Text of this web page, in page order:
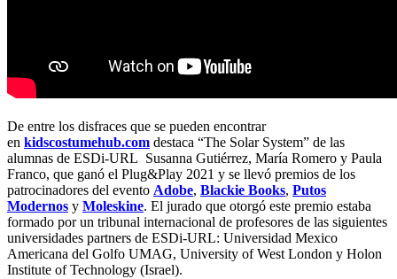
De entre los disfraces que se pueden encontrar
en kidscostumehub.com destaca “The Solar System” de las
alumnas de ESDi-URL Susanna Gutiérrez, María Romero y Paula
Franco, que ganó el Plug&Play 2021 y se llevó premios de los
patrocinadores del evento Adobe, Blackie Books, Putos
Modernos y Moleskine. El jurado que otorgó este premio estaba
formado por un tribunal internacional de profesores de las siguientes
universidades partners de ESDi-URL: Universidad Mexico
Americana del Golfo UMAG, University of West London y Holon
Institute of Technology (Israel).